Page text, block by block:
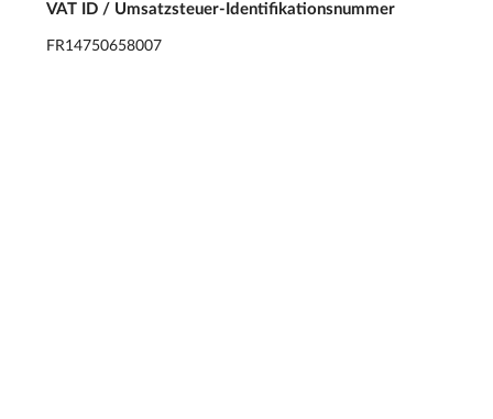
VAT ID / Umsatzsteuer-Identifikationsnummer
FR14750658007